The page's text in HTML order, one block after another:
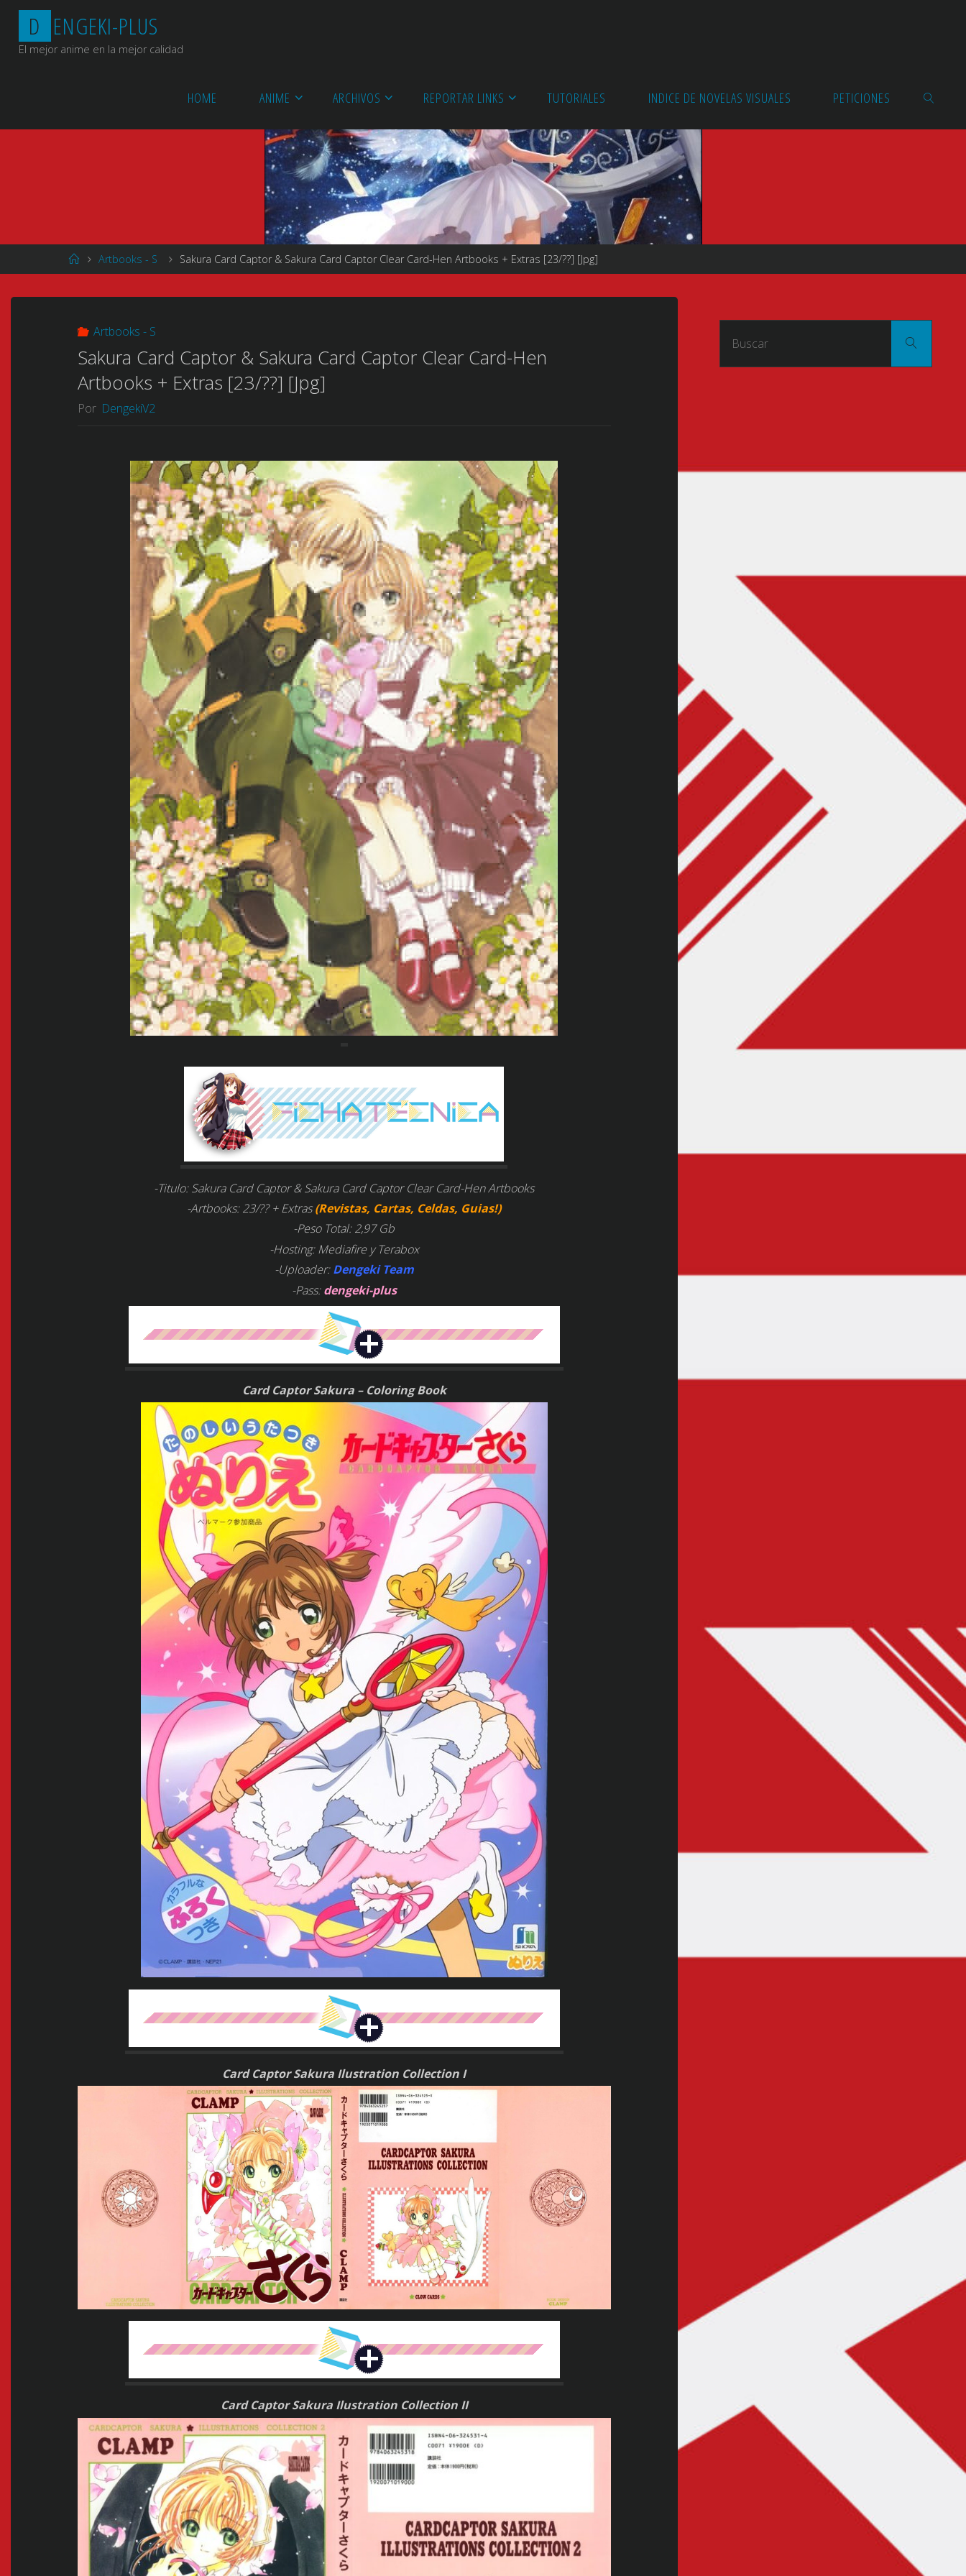
Saltar
contenido
D ENGEKI-PLUS
El mejor anime en la mejor calidad
HOME ANIME ARCHIVOS REPORTAR LINKS TUTORIALES INDICE DE NOVELAS VISUALES PETICIONES
Página
de
Artbooks - S Sakura Card Captor & Sakura Card Captor Clear Card-Hen Artbooks + Extras [23/??] [Jpg]
Artbooks - S
Sakura Card Captor & Sakura Card Captor Clear Card-Hen
Artbooks + Extras [23/??] [Jpg]
Por DengekiV2
-Titulo: Sakura Card Captor & Sakura Card Captor Clear Card-Hen Artbooks
-Artbooks: 23/?? + Extras(Revistas, Cartas, Celdas, Guias!)
-Peso Total: 2,97 Gb
-Hosting: Mediafire y Terabox
-Uploader:Dengeki Team
-Pass:dengeki-plus
Card Captor Sakura – Coloring Book
Card Captor Sakura Ilustration Collection I
Card Captor Sakura Ilustration Collection II
Buscar